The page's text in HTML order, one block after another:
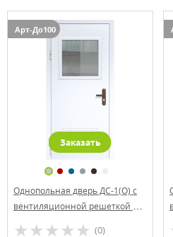
Арт-До100
Заказать
Однопольная дверь ДС-1(О) с
вентиляционной решеткой и
стеклопакетом (500х500)
(0)